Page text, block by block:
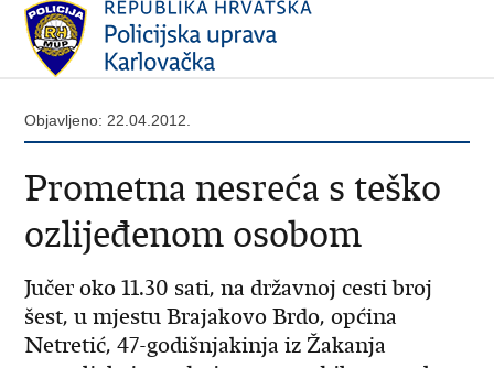
Objavljeno: 22.04.2012.
Prometna nesreća s teško
ozlijeđenom osobom
Jučer oko 11.30 sati, na državnoj cesti broj
šest, u mjestu Brajakovo Brdo, općina
Netretić, 47-godišnjakinja iz Žakanja